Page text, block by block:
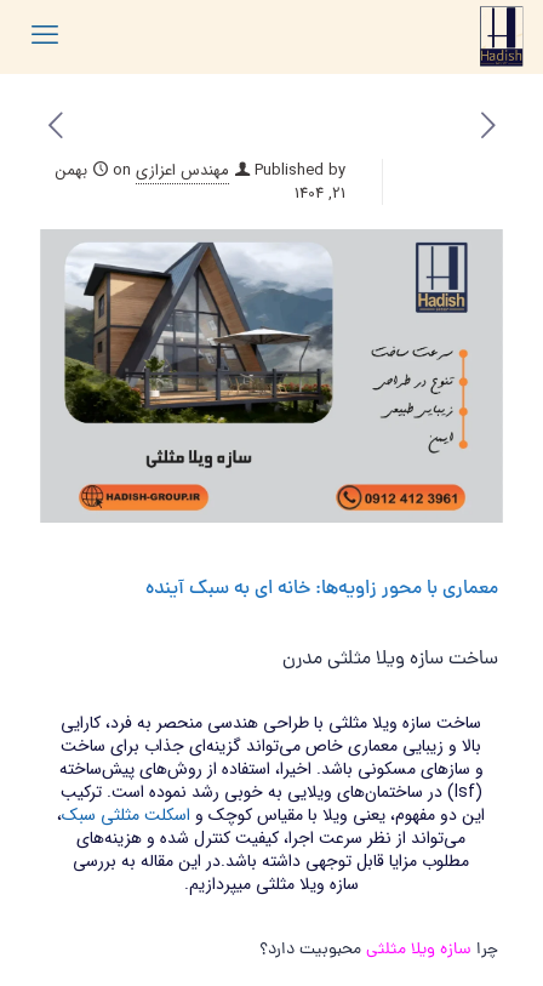
Published by مهندس اعزازی on
بهمن
21, 1404
معماری با محور زاویه‌ها: خانه ای به سبک آینده
ساخت سازه ویلا مثلثی مدرن
ساخت سازه ویلا مثلثی با طراحی هندسی منحصر به فرد، کارایی
بالا و زیبایی معماری خاص می‌تواند گزینه‌ای جذاب برای ساخت‌
و سازهای مسکونی باشد. اخیرا، استفاده از روش‌های پیش‌ساخته
(lsf) در ساختمان‌های ویلایی به‌ خوبی رشد نموده است. ترکیب
این دو مفهوم، یعنی ویلا با مقیاس کوچک و اسکلت مثلثی سبک،
می‌تواند از نظر سرعت اجرا، کیفیت کنترل‌ شده و هزینه‌های
مطلوب مزایا قابل توجهی داشته باشد.در این مقاله به بررسی
سازه ویلا مثلثی میپردازیم.
چرا سازه ویلا مثلثیمحبوبیت دارد؟